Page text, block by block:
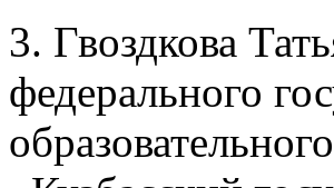
3. Гвоздкова
федерального